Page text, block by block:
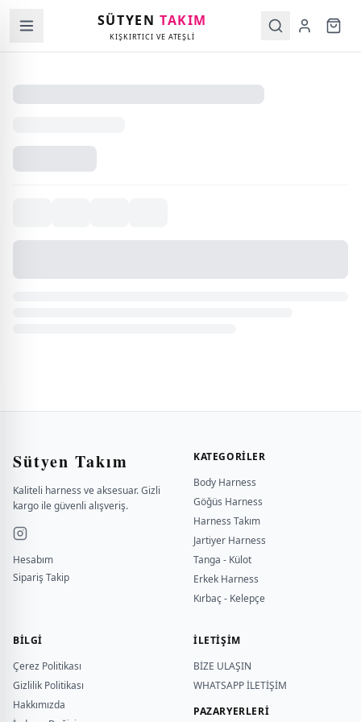
SÜTYENTAKIM
KIŞKIRTICI VE ATEŞLİ
Sütyen Takım
Kaliteli harness ve aksesuar. Gizli
kargo ile güvenli alışveriş.
Hesabım
Sipariş Takip
KATEGORILER
Body Harness
Göğüs Harness
Harness Takım
Jartiyer Harness
Tanga - Külot
Erkek Harness
Kırbaç - Kelepçe
BILGI
Çerez Politikası
Gizlilik Politikası
Hakkımızda
İLETİŞİM
BİZE ULAŞIN
WHATSAPP İLETİŞİM
PAZARYERLERİ